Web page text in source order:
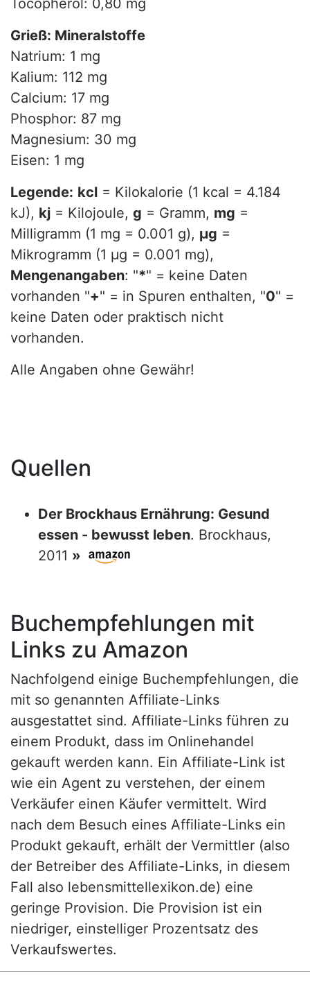
Tocopherol: 0,80 mg
Grieß: Mineralstoffe
Natrium: 1 mg
Kalium: 112 mg
Calcium: 17 mg
Phosphor: 87 mg
Magnesium: 30 mg
Eisen: 1 mg
Legende: kcl = Kilokalorie (1 kcal = 4.184
kJ), kj = Kilojoule, g = Gramm, mg =
Milligramm (1 mg = 0.001 g), µg =
Mikrogramm (1 µg = 0.001 mg),
Mengenangaben: "*" = keine Daten
vorhanden "+" = in Spuren enthalten, "0" =
keine Daten oder praktisch nicht
vorhanden.
Alle Angaben ohne Gewähr!
Quellen
Der Brockhaus Ernährung: Gesund
essen - bewusst leben. Brockhaus,
2011 »
Buchempfehlungen mit
Links zu Amazon
Nachfolgend einige Buchempfehlungen, die
mit so genannten Affiliate-Links
ausgestattet sind. Affiliate-Links führen zu
einem Produkt, dass im Onlinehandel
gekauft werden kann. Ein Affiliate-Link ist
wie ein Agent zu verstehen, der einem
Verkäufer einen Käufer vermittelt. Wird
nach dem Besuch eines Affiliate-Links ein
Produkt gekauft, erhält der Vermittler (also
der Betreiber des Affiliate-Links, in diesem
Fall also lebensmittellexikon.de) eine
geringe Provision. Die Provision ist ein
niedriger, einstelliger Prozentsatz des
Verkaufswertes.